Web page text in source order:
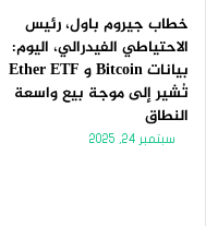
خطاب جيروم باول، رئيس
الاحتياطي الفيدرالي، اليوم:
بيانات Bitcoin و Ether ETF
تُشير إلى موجة بيع واسعة
النطاق
سبتمبر 24, 2025